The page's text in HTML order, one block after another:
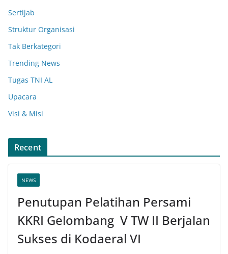
Sertijab
Struktur Organisasi
Tak Berkategori
Trending News
Tugas TNI AL
Upacara
Visi & Misi
Recent
NEWS
Penutupan Pelatihan Persami
KKRI Gelombang V TW II Berjalan
Sukses di Kodaeral VI